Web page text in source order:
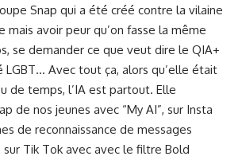
Snap qui a été créé contre la vilaine
mais avoir peur qu’on fasse la même
se demander ce que veut dire le QIA+
LGBT… Avec tout ça, alors qu’elle était
de temps, l’IA est partout. Elle
de nos jeunes avec “My AI”, sur Insta
de reconnaissance de messages
sur Tik Tok avec avec le filtre Bold